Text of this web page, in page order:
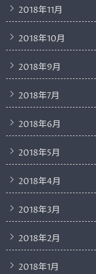
2018年11月
2018年10月
2018年9月
2018年7月
2018年6月
2018年5月
2018年4月
2018年3月
2018年2月
2018年1月